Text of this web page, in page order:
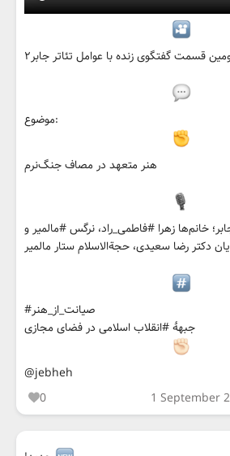
قسمت گفتگوی زنده با عوامل تئاتر جابر۲
موضوع:
هنر متعهد در مصاف جنگ‌نرم
خانم‌ها زهرا #فاطمی_راد، نرگس #مالمیر و
دکتر رضا سعیدی، حجةالاسلام ستار مالمیر
#صیانت_از_هنر
جبههٔ #انقلاب اسلامی در فضای مجازی
@jebheh
0
1 September